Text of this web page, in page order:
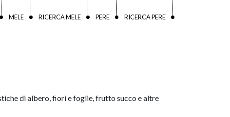
MELE RICERCA MELE PERE RICERCA PERE
di albero, fiori e foglie, frutto succo e altre